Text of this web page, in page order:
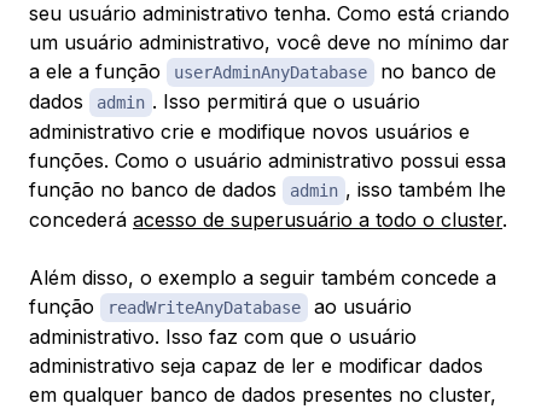
seu usuário administrativo tenha. Como está criando
um usuário administrativo, você deve no mínimo dar
a ele a função
userAdminAnyDatabase
no banco de
dados
admin . Isso permitirá que o usuário
administrativo crie e modifique novos usuários e
funções. Como o usuário administrativo possui essa
função no banco de dados
admin , isso também lhe
concederá acesso de superusuário a todo o cluster.
Além disso, o exemplo a seguir também concede a
função
readWriteAnyDatabase
ao usuário
administrativo. Isso faz com que o usuário
administrativo seja capaz de ler e modificar dados
em qualquer banco de dados presentes no cluster,